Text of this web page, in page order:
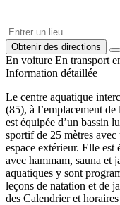
Obtenir des directions
En voiture En transport
Information détaillée
Le centre aquatique
(85), à l’emplacement
est équipée d’un bassin
sportif de 25 mètres
espace extérieur. Elle est
avec hammam, sauna et
aquatiques y sont
leçons de natation et de
des Calendrier et